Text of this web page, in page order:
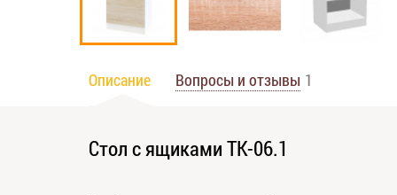
Описание Вопросы и отзывы 1
Стол с ящиками ТК-06.1